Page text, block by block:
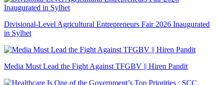
Divisional-Level Agricultural Entrepreneurs Fair 2026 Inaugurated
in Sylhet
Media Must Lead the Fight Against TFGBV || Hiren Pandit